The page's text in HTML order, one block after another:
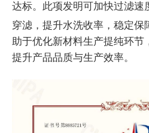
达标。此项发明可加快过滤速
穿滤，提升水洗收率，稳定
助于优化新材料生产提纯环节
提升产品品质与生产效率。